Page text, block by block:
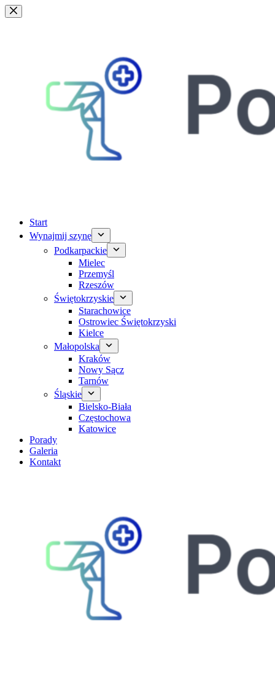
Przejdź
do
Start
Wynajmij szynę
Podkarpackie
Mielec
Przemyśl
Rzeszów
Świętokrzyskie
Starachowice
Ostrowiec Świętokrzyski
Kielce
Małopolska
Kraków
Nowy Sącz
Tarnów
Śląskie
Bielsko-Biała
Częstochowa
Katowice
Porady
Galeria
Kontakt